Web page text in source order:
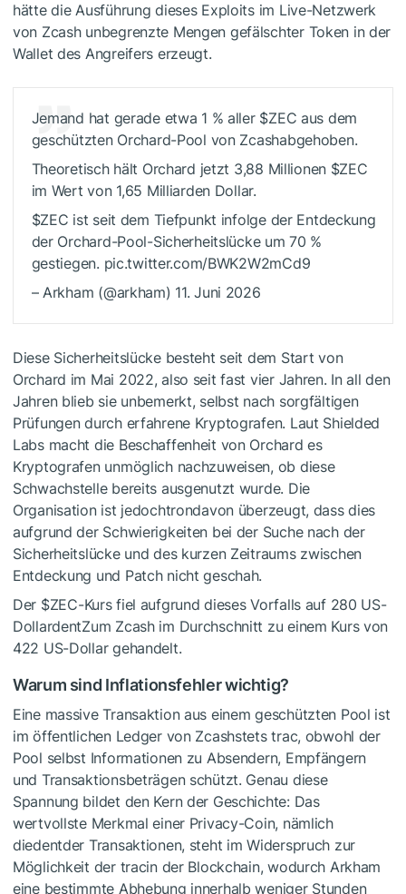
hätte die Ausführung dieses Exploits im Live-Netzwerk
von Zcash unbegrenzte Mengen gefälschter Token in der
Wallet des Angreifers erzeugt.
Jemand hat gerade etwa 1 % aller $ZEC aus dem
geschützten Orchard-Pool von Zcashabgehoben.
Theoretisch hält Orchard jetzt 3,88 Millionen $ZEC
im Wert von 1,65 Milliarden Dollar.
$ZEC ist seit dem Tiefpunkt infolge der Entdeckung
der Orchard-Pool-Sicherheitslücke um 70 %
gestiegen. pic.twitter.com/BWK2W2mCd9
– Arkham (@arkham) 11. Juni 2026
Diese Sicherheitslücke besteht seit dem Start von
Orchard im Mai 2022, also seit fast vier Jahren. In all den
Jahren blieb sie unbemerkt, selbst nach sorgfältigen
Prüfungen durch erfahrene Kryptografen. Laut Shielded
Labs macht die Beschaffenheit von Orchard es
Kryptografen unmöglich nachzuweisen, ob diese
Schwachstelle bereits ausgenutzt wurde. Die
Organisation ist jedochtrondavon überzeugt, dass dies
aufgrund der Schwierigkeiten bei der Suche nach der
Sicherheitslücke und des kurzen Zeitraums zwischen
Entdeckung und Patch nicht geschah.
Der $ZEC-Kurs fiel aufgrund dieses Vorfalls auf 280 US-
DollardentZum Zcash im Durchschnitt zu einem Kurs von
422 US-Dollar gehandelt.
Warum sind Inflationsfehler wichtig?
Eine massive Transaktion aus einem geschützten Pool ist
im öffentlichen Ledger von Zcashstets trac, obwohl der
Pool selbst Informationen zu Absendern, Empfängern
und Transaktionsbeträgen schützt. Genau diese
Spannung bildet den Kern der Geschichte: Das
wertvollste Merkmal einer Privacy-Coin, nämlich
diedentder Transaktionen, steht im Widerspruch zur
Möglichkeit der tracin der Blockchain, wodurch Arkham
eine bestimmte Abhebung innerhalb weniger Stunden